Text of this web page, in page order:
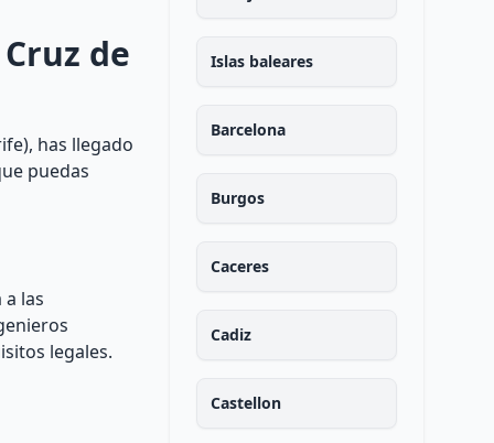
de
has llegado
puedas
las
legales.
Islas baleares
Barcelona
Burgos
Caceres
Cadiz
Castellon